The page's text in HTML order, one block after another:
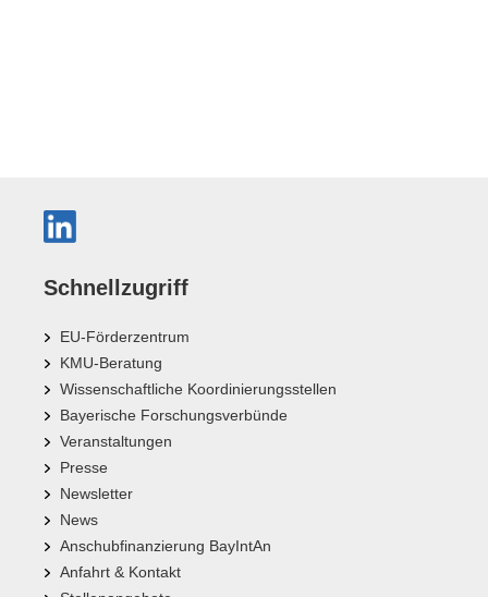
Schnellzugriff
EU-Förderzentrum
KMU-Beratung
Wissenschaftliche Koordinierungsstellen
Bayerische Forschungsverbünde
Veranstaltungen
Presse
Newsletter
News
Anschubfinanzierung BayIntAn
Anfahrt & Kontakt